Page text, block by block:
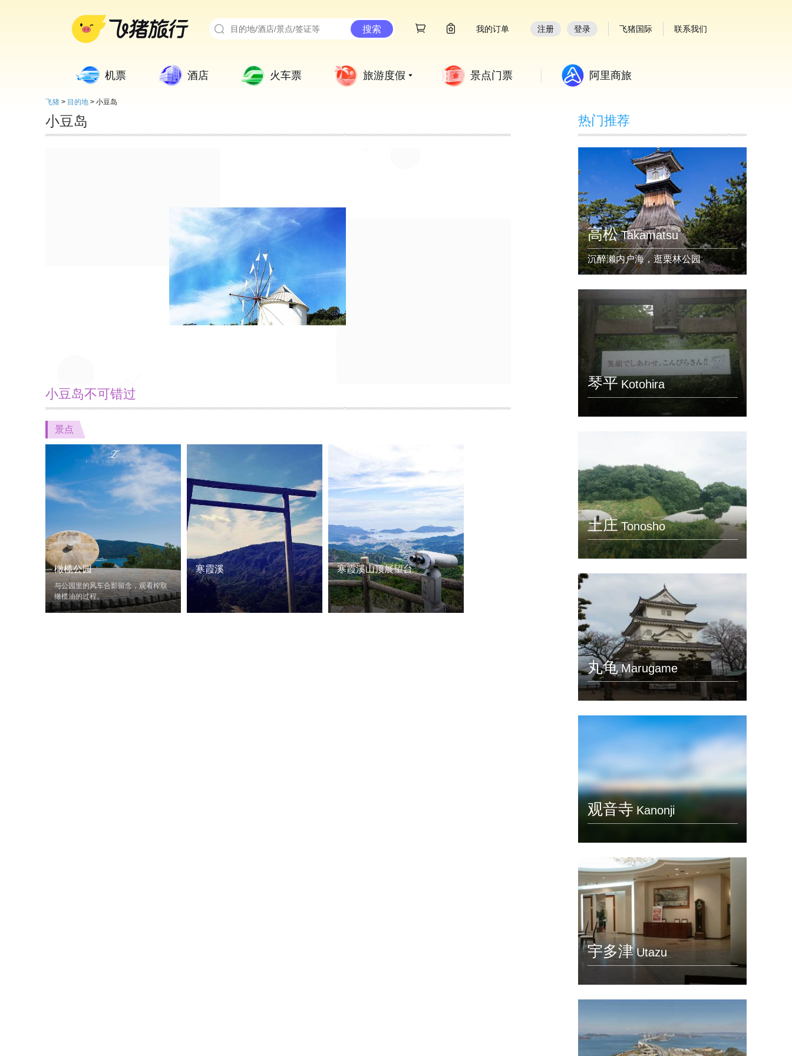
搜索 我的订单 注册 登录 飞猪国际 联系我们
机票 酒店 火车票 旅游度假 景点门票 阿里商旅
飞猪 > 目的地 > 小豆岛
小豆岛
小豆岛不可错过
景点
橄榄公园
与公园里的风车合影留念，观看榨取
橄榄油的过程。
寒霞溪 寒霞溪山顶展望台
热门推荐
高松 Takamatsu
沉醉濑内户海，逛栗林公园
琴平 Kotohira
土庄 Tonosho
丸龟 Marugame
观音寺 Kanonji
宇多津 Utazu